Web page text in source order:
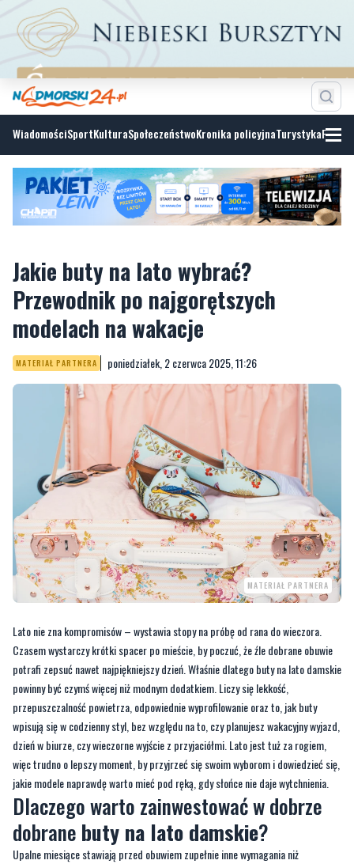
WiadomościSportKulturaSpołeczeństwoKronika policyjnaTurystyka
Jakie buty na lato wybrać?
Przewodnik po najgorętszych
modelach na wakacje
MATERIAŁ PARTNERA poniedziałek, 2 czerwca 2025, 11:26
MATERIAŁ PARTNERA
Lato nie zna kompromisów – wystawia stopy na próbę od rana do wieczora.
Czasem wystarczy krótki spacer po mieście, by poczuć, że źle dobrane obuwie
potrafi zepsuć nawet najpiękniejszy dzień. Właśnie dlatego buty na lato damskie
powinny być czymś więcej niż modnym dodatkiem. Liczy się lekkość,
przepuszczalność powietrza, odpowiednie wyprofilowanie oraz to, jak buty
wpisują się w codzienny styl, bez względu na to, czy planujesz wakacyjny wyjazd,
dzień w biurze, czy wieczorne wyjście z przyjaciółmi. Lato jest tuż za rogiem,
więc trudno o lepszy moment, by przyjrzeć się swoim wyborom i dowiedzieć się,
jakie modele naprawdę warto mieć pod ręką, gdy słońce nie daje wytchnienia.
Dlaczego warto zainwestować w dobrze
dobrane buty na lato damskie?
Upalne miesiące stawiają przed obuwiem zupełnie inne wymagania niż